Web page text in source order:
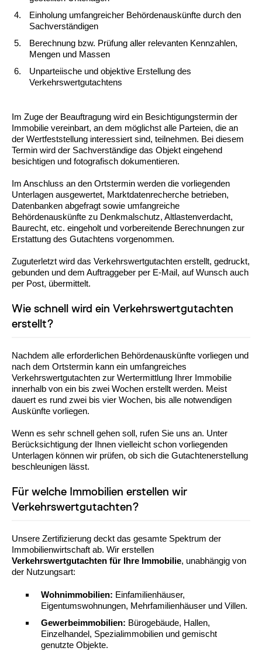
Einholung umfangreicher Behördenauskünfte durch den
Sachverständigen
Berechnung bzw. Prüfung aller relevanten Kennzahlen,
Mengen und Massen
Unparteiische und objektive Erstellung des
Verkehrswertgutachtens
Im Zuge der Beauftragung wird ein Besichtigungstermin der
Immobilie vereinbart, an dem möglichst alle Parteien, die an
der Wertfeststellung interessiert sind, teilnehmen. Bei diesem
Termin wird der Sachverständige das Objekt eingehend
besichtigen und fotografisch dokumentieren.
Im Anschluss an den Ortstermin werden die vorliegenden
Unterlagen ausgewertet, Marktdatenrecherche betrieben,
Datenbanken abgefragt sowie umfangreiche
Behördenauskünfte zu Denkmalschutz, Altlastenverdacht,
Baurecht, etc. eingeholt und vorbereitende Berechnungen zur
Erstattung des Gutachtens vorgenommen.
Zuguterletzt wird das Verkehrswertgutachten erstellt, gedruckt,
gebunden und dem Auftraggeber per E-Mail, auf Wunsch auch
per Post, übermittelt.
Wie schnell wird ein Verkehrswertgutachten
erstellt?
Nachdem alle erforderlichen Behördenauskünfte vorliegen und
nach dem Ortstermin kann ein umfangreiches
Verkehrswertgutachten zur Wertermittlung Ihrer Immobilie
innerhalb von ein bis zwei Wochen erstellt werden. Meist
dauert es rund zwei bis vier Wochen, bis alle notwendigen
Auskünfte vorliegen.
Wenn es sehr schnell gehen soll, rufen Sie uns an. Unter
Berücksichtigung der Ihnen vielleicht schon vorliegenden
Unterlagen können wir prüfen, ob sich die Gutachtenerstellung
beschleunigen lässt.
Für welche Immobilien erstellen wir
Verkehrswertgutachten?
Unsere Zertifizierung deckt das gesamte Spektrum der
Immobilienwirtschaft ab. Wir erstellen
Verkehrswertgutachten für Ihre Immobilie, unabhängig von
der Nutzungsart:
Wohnimmobilien: Einfamilienhäuser,
Eigentumswohnungen, Mehrfamilienhäuser und Villen.
Gewerbeimmobilien: Bürogebäude, Hallen,
Einzelhandel, Spezialimmobilien und gemischt
genutzte Objekte.